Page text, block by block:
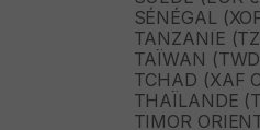
SÉNÉGAL
TANZANIE
TAÏWAN
TCHAD (XAF
THAÏLANDE
TIMOR